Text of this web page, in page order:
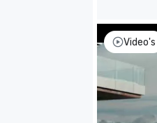
Video's